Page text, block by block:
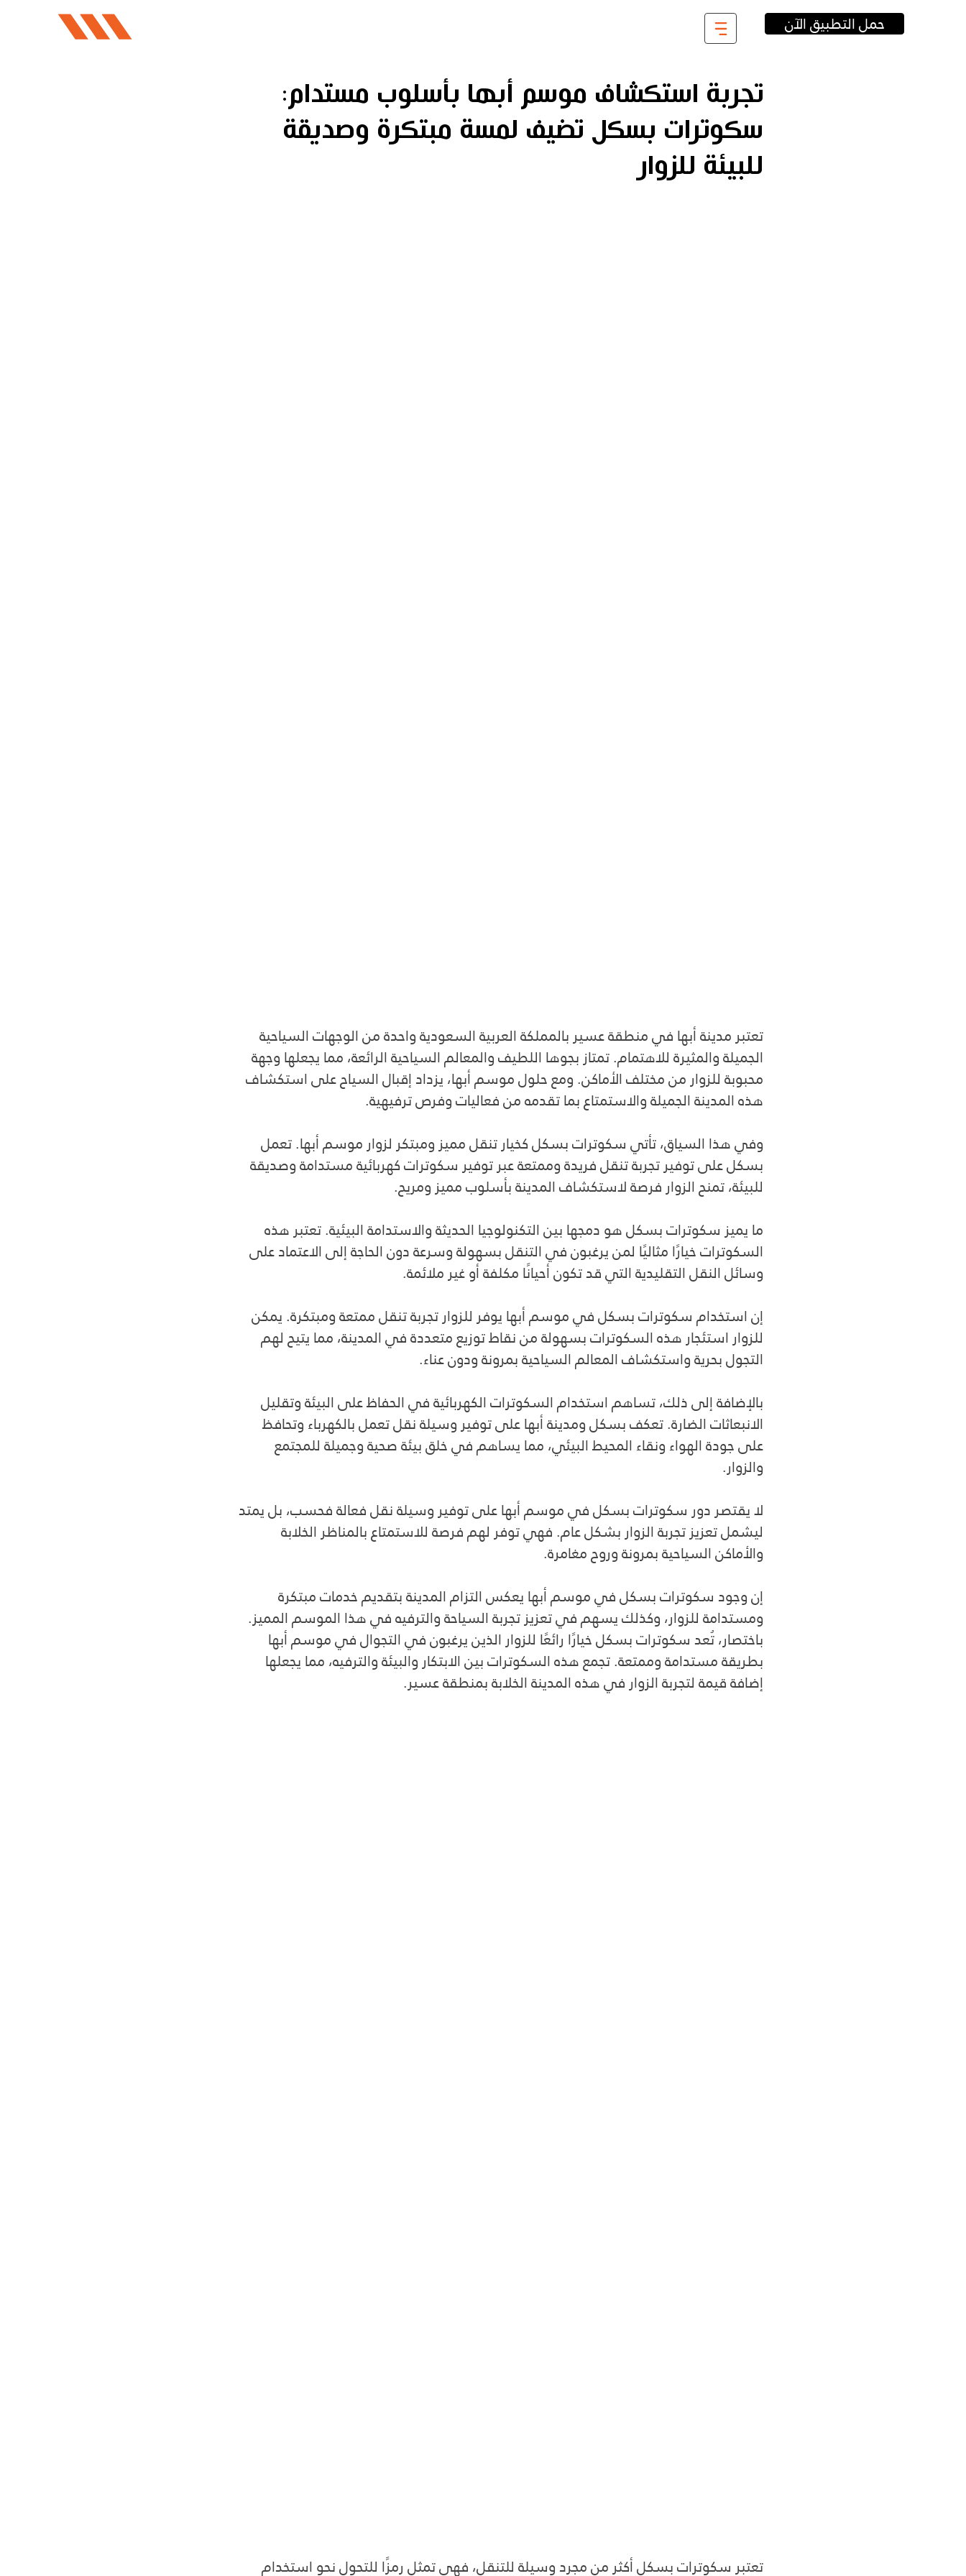
حمل التطبيق الآن
تجربة استكشاف موسم أبها بأسلوب مستدام:
سكوترات بسكل تضيف لمسة مبتكرة وصديقة
للبيئة للزوار
تعتبر مدينة أبها في منطقة عسير بالمملكة العربية السعودية واحدة من الوجهات السياحية
الجميلة والمثيرة للاهتمام. تمتاز بجوها اللطيف والمعالم السياحية الرائعة، مما يجعلها وجهة
محبوبة للزوار من مختلف الأماكن. ومع حلول موسم أبها، يزداد إقبال السياح على استكشاف
هذه المدينة الجميلة والاستمتاع بما تقدمه من فعاليات وفرص ترفيهية.
وفي هذا السياق، تأتي سكوترات بسكل كخيار تنقل مميز ومبتكر لزوار موسم أبها. تعمل
بسكل على توفير تجربة تنقل فريدة وممتعة عبر توفير سكوترات كهربائية مستدامة وصديقة
للبيئة، تمنح الزوار فرصة لاستكشاف المدينة بأسلوب مميز ومريح.
ما يميز سكوترات بسكل هو دمجها بين التكنولوجيا الحديثة والاستدامة البيئية. تعتبر هذه
السكوترات خيارًا مثاليًا لمن يرغبون في التنقل بسهولة وسرعة دون الحاجة إلى الاعتماد على
وسائل النقل التقليدية التي قد تكون أحيانًا مكلفة أو غير ملائمة.
إن استخدام سكوترات بسكل في موسم أبها يوفر للزوار تجربة تنقل ممتعة ومبتكرة. يمكن
للزوار استئجار هذه السكوترات بسهولة من نقاط توزيع متعددة في المدينة، مما يتيح لهم
التجول بحرية واستكشاف المعالم السياحية بمرونة ودون عناء.
بالإضافة إلى ذلك، تساهم استخدام السكوترات الكهربائية في الحفاظ على البيئة وتقليل
الانبعاثات الضارة. تعكف بسكل ومدينة أبها على توفير وسيلة نقل تعمل بالكهرباء وتحافظ
على جودة الهواء ونقاء المحيط البيئي، مما يساهم في خلق بيئة صحية وجميلة للمجتمع
والزوار.
لا يقتصر دور سكوترات بسكل في موسم أبها على توفير وسيلة نقل فعالة فحسب، بل يمتد
ليشمل تعزيز تجربة الزوار بشكل عام. فهي توفر لهم فرصة للاستمتاع بالمناظر الخلابة
والأماكن السياحية بمرونة وروح مغامرة.
إن وجود سكوترات بسكل في موسم أبها يعكس التزام المدينة بتقديم خدمات مبتكرة
ومستدامة للزوار، وكذلك يسهم في تعزيز تجربة السياحة والترفيه في هذا الموسم المميز.
باختصار، تُعد سكوترات بسكل خيارًا رائعًا للزوار الذين يرغبون في التجوال في موسم أبها
بطريقة مستدامة وممتعة. تجمع هذه السكوترات بين الابتكار والبيئة والترفيه، مما يجعلها
إضافة قيمة لتجربة الزوار في هذه المدينة الخلابة بمنطقة عسير.
تعتبر سكوترات بسكل أكثر من مجرد وسيلة للتنقل، فهي تمثل رمزًا للتحول نحو استخدام